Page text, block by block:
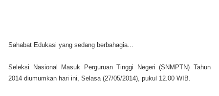
Sahabat Edukasi yang sedang berbahagia...
Seleksi Nasional Masuk Perguruan Tinggi Negeri (SNMPTN) Tahun
2014 diumumkan hari ini, Selasa (27/05/2014), pukul 12.00 WIB.